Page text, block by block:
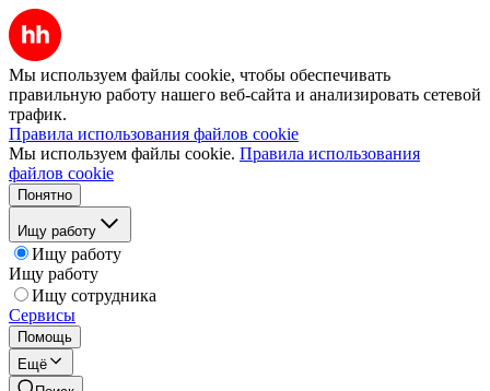
Мы используем файлы cookie, чтобы обеспечивать
правильную работу нашего веб-сайта и анализировать сетевой
трафик.
Правила использования файлов cookie
Мы используем файлы cookie. Правила использования
файлов cookie
Понятно
Ищу работу
Ищу работу
Ищу работу
Ищу сотрудника
Сервисы
Помощь
Ещё